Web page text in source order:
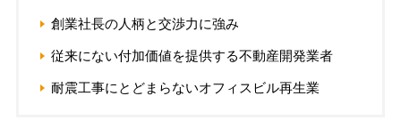
創業社長の人柄と交渉力に強み
従来にない付加価値を提供する不動産開発業者
耐震工事にとどまらないオフィスビル再生業